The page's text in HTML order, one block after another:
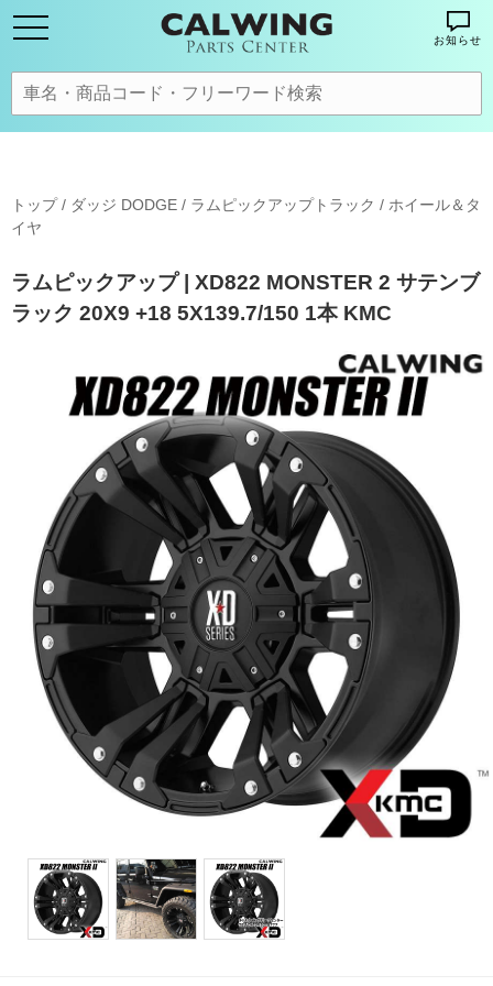
お知らせ
トップ/ ダッジ DODGE / ラムピックアップトラック / ホイール＆タ
イヤ
ラムピックアップ | XD822 MONSTER 2 サテンブ
ラック 20X9 +18 5X139.7/150 1本 KMC